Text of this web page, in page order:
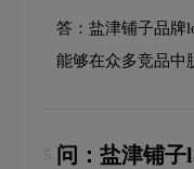
答：盐津铺子品牌
能够在众多竞品中
5. 问：盐津铺子